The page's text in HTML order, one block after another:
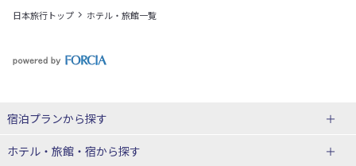
日本旅行トップ ホテル・旅館一覧
宿泊プランから探す
北海道
ホテル・旅館・宿から探す